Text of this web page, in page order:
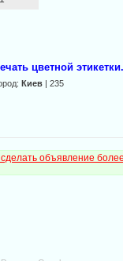
цветной
Киев | 235
сделать объявление